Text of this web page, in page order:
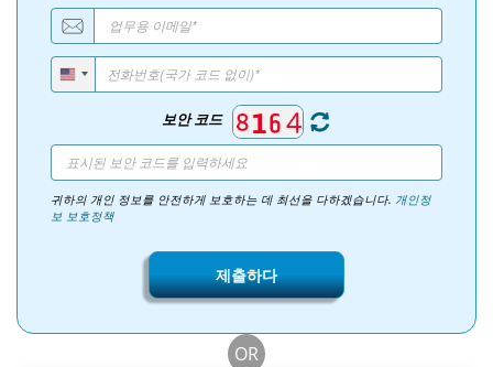
보안 코드
귀하의 개인 정보를 안전하게 보호하는 데 최선을 다하겠습니다. 개인정
보 보호정책
제출하다
OR